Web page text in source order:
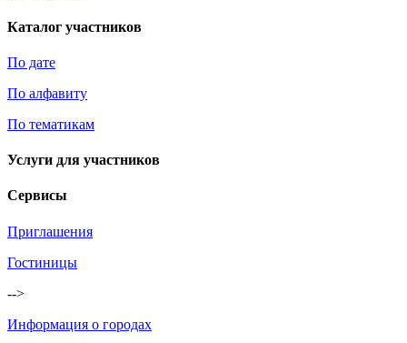
Каталог участников
По дате
По алфавиту
По тематикам
Услуги для участников
Сервисы
Приглашения
Гостиницы
-->
Информация о городах